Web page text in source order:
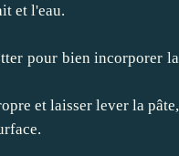
et l'eau.
pour bien incorporer la
et laisser lever la pâte,